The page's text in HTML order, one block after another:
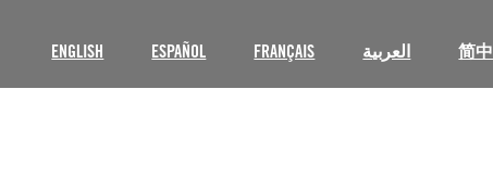
ENGLISH ESPAÑOL FRANÇAIS العربية 简中